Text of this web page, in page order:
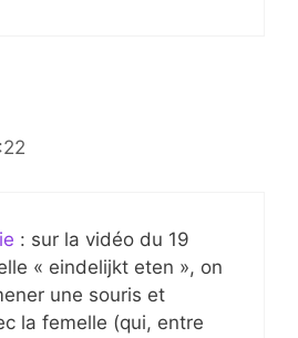
: sur la vidéo du 19
« eindelijkt eten », on
une souris et
la femelle (qui, entre